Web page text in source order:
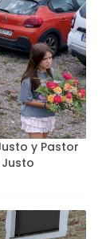
y Pastor